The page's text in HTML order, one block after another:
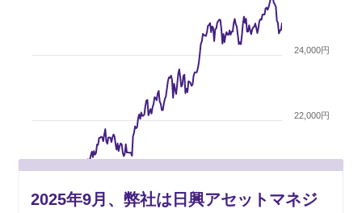
22,000円
24,000円
2025年9月、弊社は日興アセットマネジ